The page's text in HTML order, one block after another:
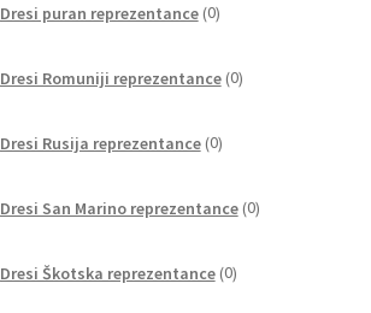
Dresi puran reprezentance 0izdelkov
Dresi Romuniji reprezentance 0izdelkov
Dresi Rusija reprezentance 0izdelkov
Dresi San Marino reprezentance 0izdelkov
Dresi Škotska reprezentance 0izdelkov